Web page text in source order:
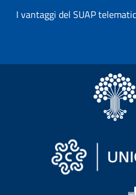
I vantaggi del SUAP